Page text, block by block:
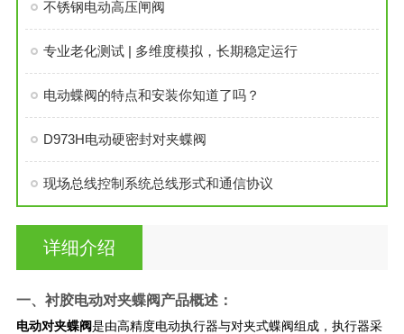
不锈钢电动高压闸阀
专业老化测试 | 多维度模拟，长期稳定运行
电动蝶阀的特点和安装你知道了吗？
D973H电动硬密封对夹蝶阀
现场总线控制系统总线形式和通信协议
详细介绍
一、 衬胶电动对夹蝶阀产品概述：
电动对夹蝶阀是由高精度电动执行器与对夹式蝶阀组成，执行器采